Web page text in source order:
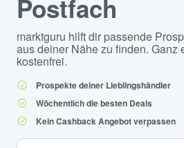
Postfach
marktguru hilft dir passende
aus deiner Nähe zu finden. Ganz
kostenfrei.
Prospekte deiner Lieblingshändler
Wöchentlich die besten Deals
Kein Cashback Angebot verpassen